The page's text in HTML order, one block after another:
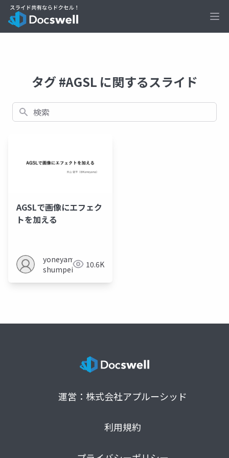
タグ #AGSL に関するスライド
検索
AGSLで画像にエフェク
トを加える
yoneyama
shumpei
10.6K
運営：株式会社アプルーシッド
利用規約